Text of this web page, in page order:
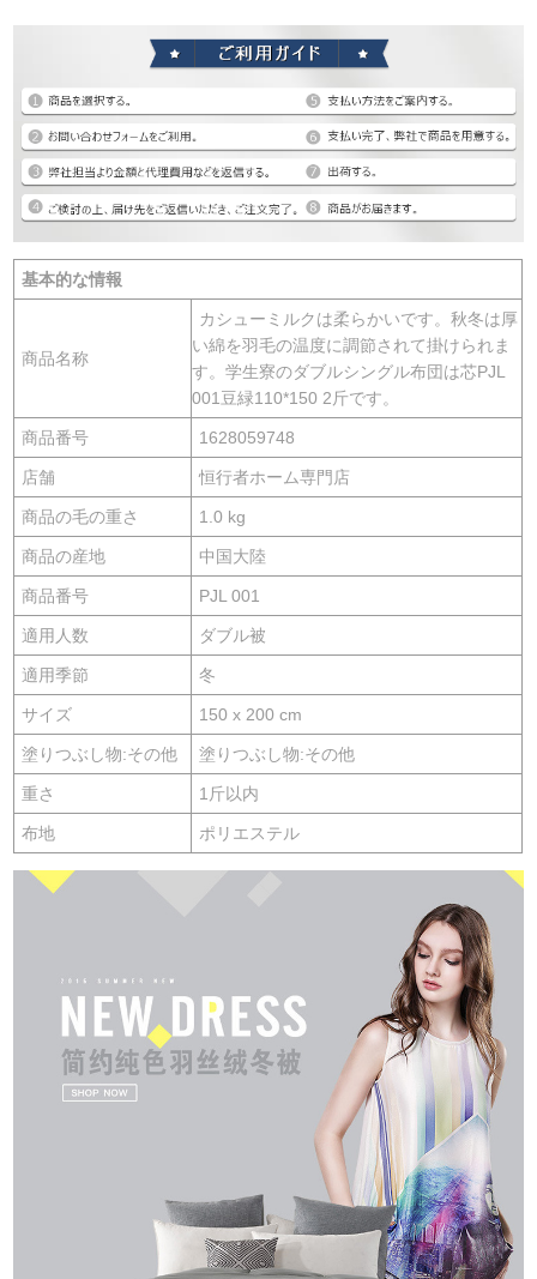
基本的な情報
商品名称
カシューミルクは柔らかいです。秋冬は厚
い綿を羽毛の温度に調節されて掛けられま
す。学生寮のダブルシングル布団は芯PJL
001豆緑110*150 2斤です。
商品番号 1628059748
店舗 恒行者ホーム専門店
商品の毛の重さ 1.0 kg
商品の産地 中国大陸
商品番号 PJL 001
適用人数 ダブル被
適用季節 冬
サイズ 150 x 200 cm
塗りつぶし物:その他 塗りつぶし物:その他
重さ 1斤以内
布地 ポリエステル